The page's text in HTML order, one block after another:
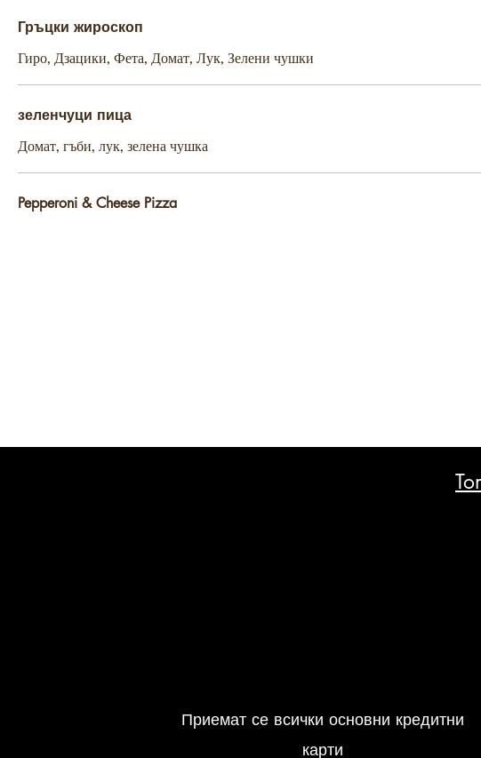
Гръцки жироскоп
Гиро, Дзацики, Фета, Домат, Лук, Зелени чушки
зеленчуци пица
Домат, гъби, лук, зелена чушка
Pepperoni & Cheese Pizza
Приемат се всички основни кредитни
карти